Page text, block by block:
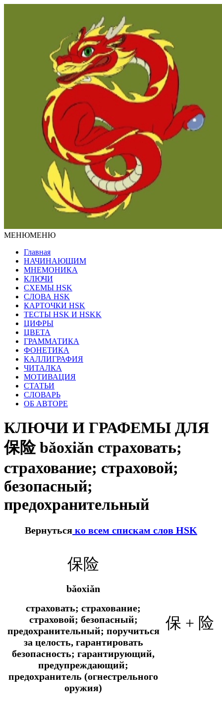
МЕНЮМЕНЮ
Главная
НАЧИНАЮЩИМ
МНЕМОНИКА
КЛЮЧИ
СХЕМЫ HSK
СЛОВА HSK
КАРТОЧКИ HSK
ТЕСТЫ HSK И HSKK
ЦИФРЫ
ЦВЕТА
ГРАММАТИКА
ФОНЕТИКА
КАЛЛИГРАФИЯ
ЧИТАЛКА
МОТИВАЦИЯ
СТАТЬИ
СЛОВАРЬ
ОБ АВТОРЕ
КЛЮЧИ И ГРАФЕМЫ ДЛЯ
保险 bǎoxiǎn страховать;
страхование; страховой;
безопасный;
предохранительный
Вернуться ко всем спискам слов HSK
保险
bǎoxiǎn
страховать; страхование;
страховой; безопасный;
предохранительный; поручиться
за целость, гарантировать
безопасность; гарантирующий,
предупреждающий;
предохранитель (огнестрельного
оружия)
保 + 险